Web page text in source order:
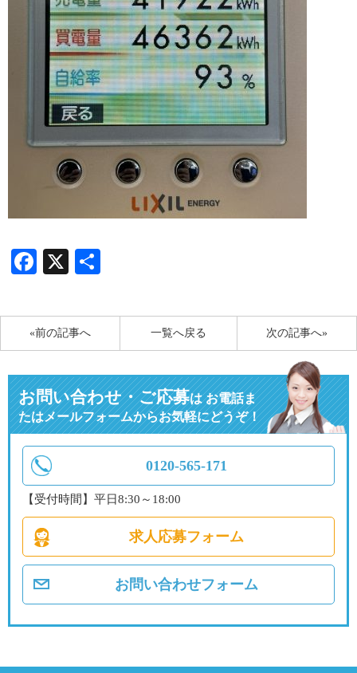
Facebook
X
«前の記事へ 次の記事へ»
一覧へ戻る
お問い合わせ・ご応募はお電話ま
たはメールフォームからお気軽にどうぞ！
0120-565-171
【受付時間】平日8:30～18:00
求人応募フォーム
お問い合わせフォーム